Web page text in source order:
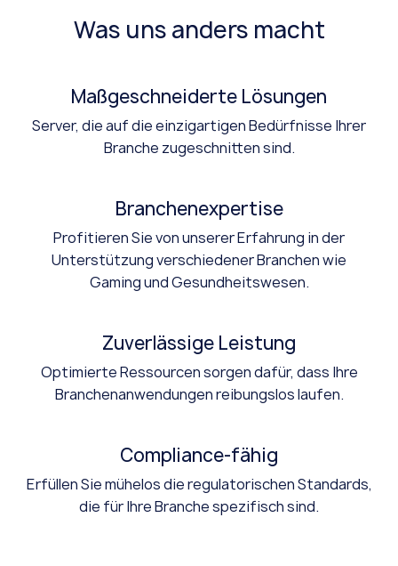
Was uns anders macht
Maßgeschneiderte Lösungen
Server, die auf die einzigartigen Bedürfnisse Ihrer
Branche zugeschnitten sind.
Branchenexpertise
Profitieren Sie von unserer Erfahrung in der
Unterstützung verschiedener Branchen wie
Gaming und Gesundheitswesen.
Zuverlässige Leistung
Optimierte Ressourcen sorgen dafür, dass Ihre
Branchenanwendungen reibungslos laufen.
Compliance-fähig
Erfüllen Sie mühelos die regulatorischen Standards,
die für Ihre Branche spezifisch sind.